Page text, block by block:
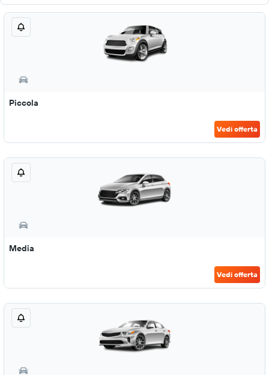
Piccola
Vedi offerta
Media
Vedi offerta